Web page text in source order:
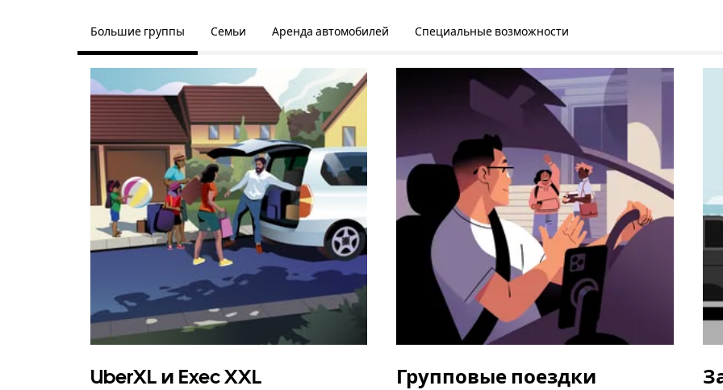
Большие группы Семьи Аренда автомобилей Специальные возможности
UberXL и Exec XXL Групповые поездки